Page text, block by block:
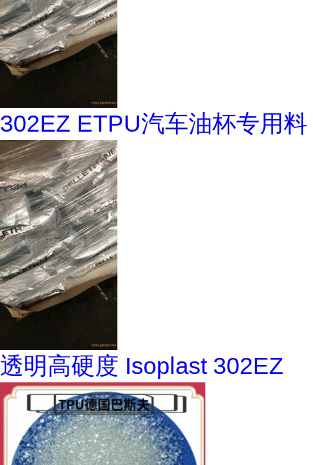
302EZ ETPU汽车油杯专用料
透明高硬度 Isoplast 302EZ